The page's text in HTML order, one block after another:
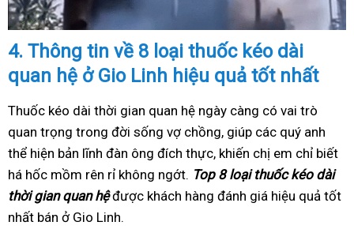
4. Thông tin về 8 loại thuốc kéo dài
quan hệ ở Gio Linh hiệu quả tốt nhất
Thuốc kéo dài thời gian quan hệ ngày càng có vai trò
quan trọng trong đời sống vợ chồng, giúp các quý anh
thể hiện bản lĩnh đàn ông đích thực, khiến chị em chỉ biết
há hốc mồm rên rỉ không ngớt. Top 8 loại thuốc kéo dài
thời gian quan hệđược khách hàng đánh giá hiệu quả tốt
nhất bán ở Gio Linh.